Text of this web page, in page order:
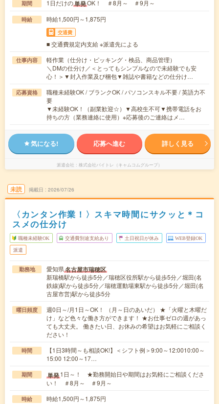
期間 1日だけの単発OK！ ＃8月～ ＃9月～
時給 時給1,500円～1,875円
交通費
■ 交通費規定内支給 ※派遣先による
仕事内容
軽作業（仕分け・ピッキング・検品、商品管理）
＼DMの仕分け／＜とってもシンプルなので未経験でも安
心！＞▼封入作業及び梱包▼雑誌や書籍などの仕分け…
応募資格
職種未経験OK / ブランクOK / パソコンスキル不要 / 英語力不
要
▼未経験OK！（副業歓迎☆）▼高校生不可▼携帯電話をお
持ちの方（業務連絡に使用）※応募後のご連絡はメ…
気になる! 応募へ進む 詳しく見る
派遣会社 株式会社バイトレ（キャムコムグループ）
未読 掲載日 2026/07/26
〈カンタン作業！〉スキマ時間にサクッと＊コ
スメの仕分け
職種未経験OK 交通費別途支給あり 土日祝日が休み WEB登録OK
派遣
勤務地 愛知県名古屋市瑞穂区
新瑞橋駅から徒歩5分／瑞穂区役所駅から徒歩5分／堀田(名
鉄線)駅から徒歩5分／瑞穂運動場東駅から徒歩5分／堀田(名
古屋市営)駅から徒歩5分
曜日頻度
週0日～/月1日～OK！ （月～日のあいだ） ★「火曜と木曜だ
け」など色々な働き方ができます！ ★お仕事ゼロの週があっ
ても大丈夫。 働きたい日、お休みの希望はお気軽にご相談く
ださい！
時間
【1日3時間～も相談OK!】＜シフト例＞9:00～12:0010:00～
15:00 12:00～17…
期間 単発1日～！ ★勤務開始日や期間はお気軽にご相談くださ
い！ ＃8月～ ＃9月～
時給 時給1,500円～1,875円